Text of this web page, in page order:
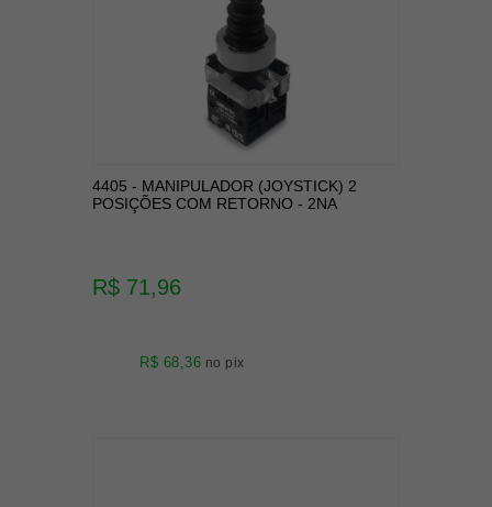
4405 - MANIPULADOR (JOYSTICK) 2
POSIÇÕES COM RETORNO - 2NA
R$ 71,96
R$ 68,36 no pix